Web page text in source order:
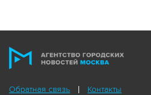
Обратная связь Контакты